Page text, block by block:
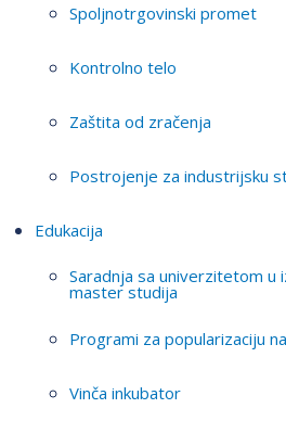
Spoljnotrgovinski promet
Kontrolno telo
Zaštita od zračenja
Postrojenje za industrijsku
Edukacija
Saradnja sa univerzitetom u
master studija
Programi za popularizaciju
Vinča inkubator